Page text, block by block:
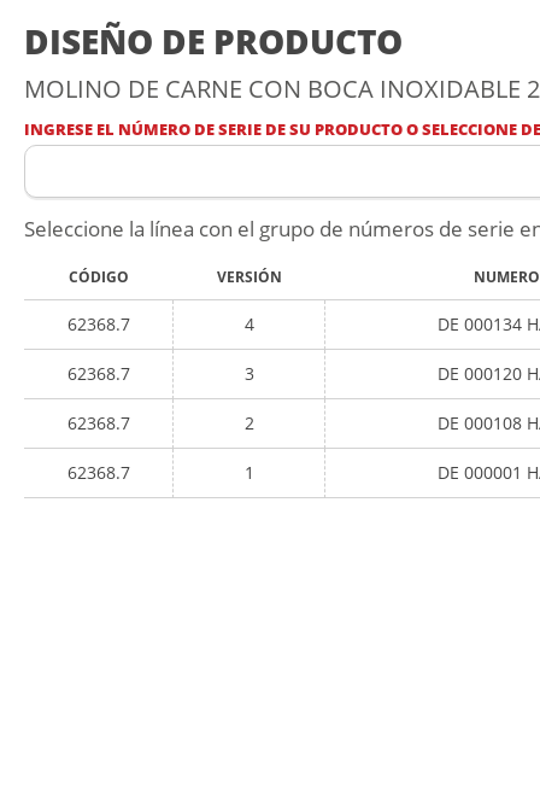
DISEÑO DE PRODUCTO
MOLINO DE CARNE CON BOCA INOXIDABLE
INGRESE EL NÚMERO DE SERIE DE SU PRODUCTO O SELECCIONE
Seleccione la línea con el grupo de números de serie
CÓDIGO VERSIÓN
62368.7 4 DE 000134
62368.7 3 DE 000120
62368.7 2 DE 000108
62368.7 1 DE 000001